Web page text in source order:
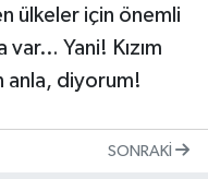
ülkeler için önemli
Yani! Kızım
anla, diyorum!
SONRAKI